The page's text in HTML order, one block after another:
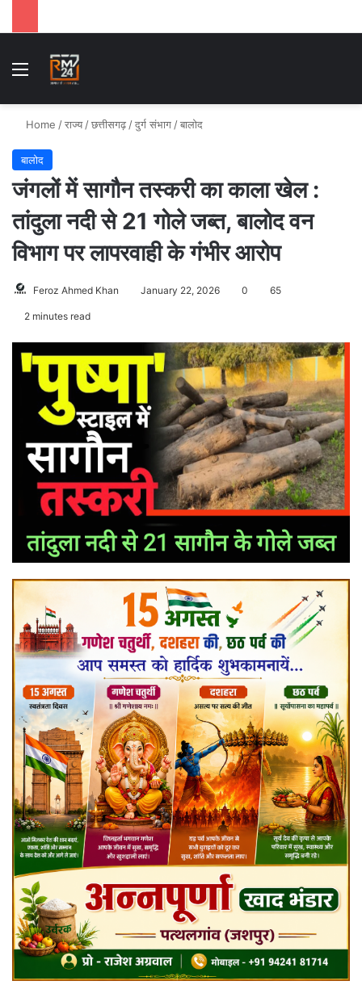
Menu
Home /राज्य /छत्तीसगढ़ /दुर्ग संभाग /बालोद
बालोद
जंगलों में सागौन तस्करी का काला खेल :
तांदुला नदी से 21 गोले जब्त, बालोद वन
विभाग पर लापरवाही के गंभीर आरोप
Feroz Ahmed Khan January 22, 2026 0 65
2 minutes read